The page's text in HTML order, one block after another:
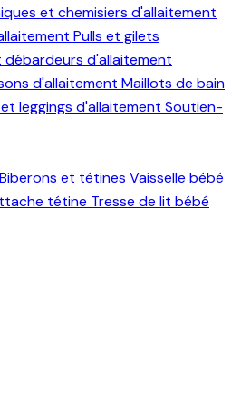
et chemisiers d'allaitement
Pulls et gilets
d'allaitement
d'allaitement Maillots de bain
leggings d'allaitement Soutien-
Biberons et tétines Vaisselle bébé
tétine Tresse de lit bébé